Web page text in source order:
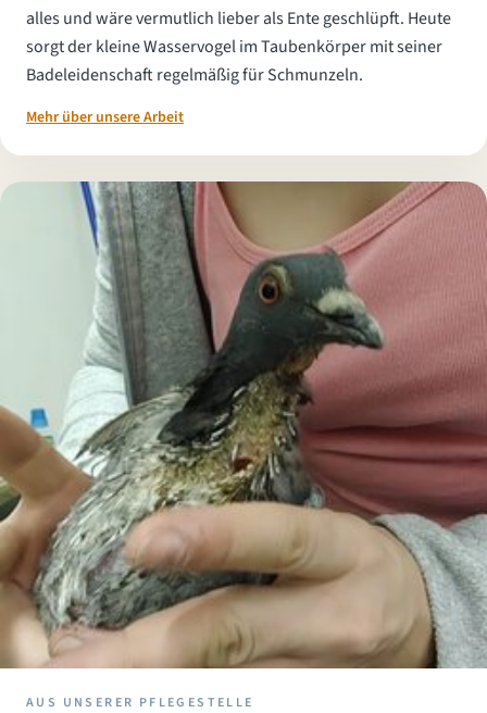
alles und wäre vermutlich lieber als Ente geschlüpft. Heute
sorgt der kleine Wasservogel im Taubenkörper mit seiner
Badeleidenschaft regelmäßig für Schmunzeln.
Mehr über unsere Arbeit
AUS UNSERER PFLEGESTELLE